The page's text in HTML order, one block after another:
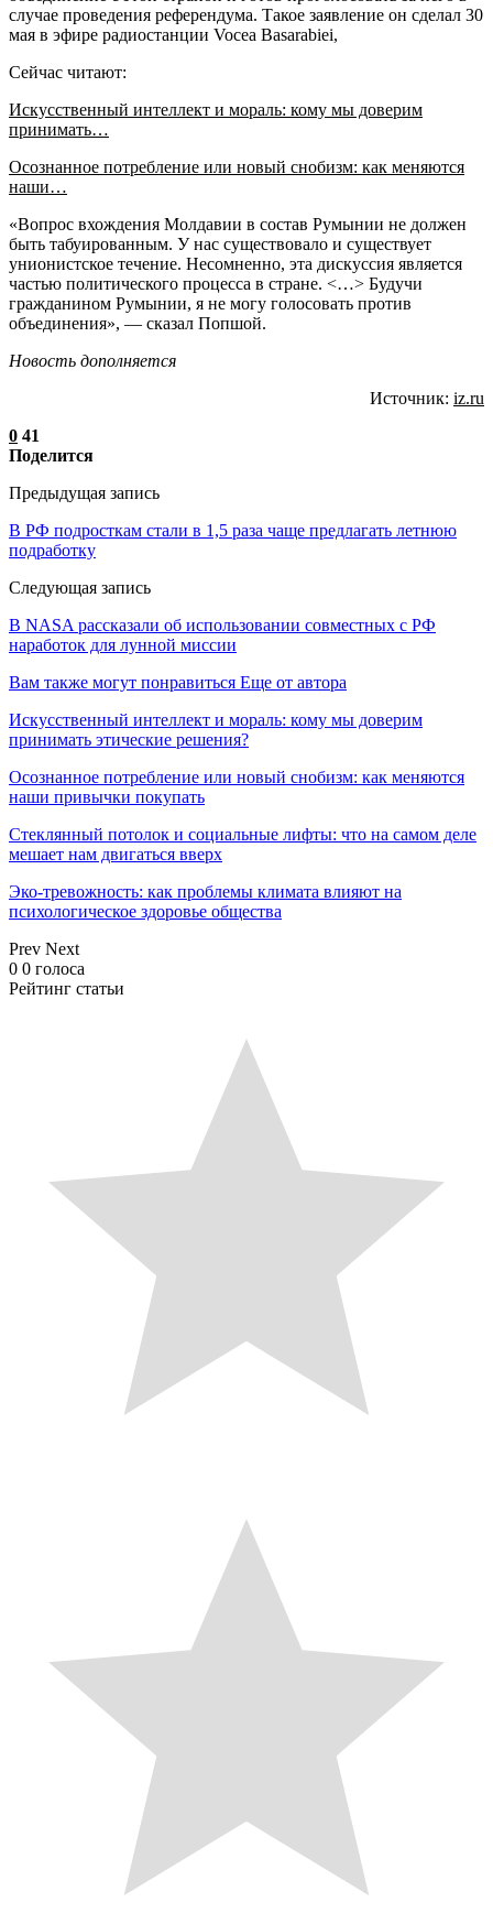
случае проведения референдума. Такое заявление он сделал 30
мая в эфире радиостанции Vocea Basarabiei,
Сейчас читают:
Искусственный интеллект и мораль: кому мы доверим
принимать…
Осознанное потребление или новый снобизм: как меняются
наши…
«Вопрос вхождения Молдавии в состав Румынии не должен
быть табуированным. У нас существовало и существует
унионистское течение. Несомненно, эта дискуссия является
частью политического процесса в стране. <…> Будучи
гражданином Румынии, я не могу голосовать против
объединения», — сказал Попшой.
Новость дополняется
Источник: iz.ru
0 41
Поделится
Предыдущая запись
В РФ подросткам стали в 1,5 раза чаще предлагать летнюю
подработку
Следующая запись
В NASA рассказали об использовании совместных с РФ
наработок для лунной миссии
Вам также могут понравиться Еще от автора
Искусственный интеллект и мораль: кому мы доверим
принимать этические решения?
Осознанное потребление или новый снобизм: как меняются
наши привычки покупать
Стеклянный потолок и социальные лифты: что на самом деле
мешает нам двигаться вверх
Эко-тревожность: как проблемы климата влияют на
психологическое здоровье общества
Prev Next
0 0 голоса
Рейтинг статьи